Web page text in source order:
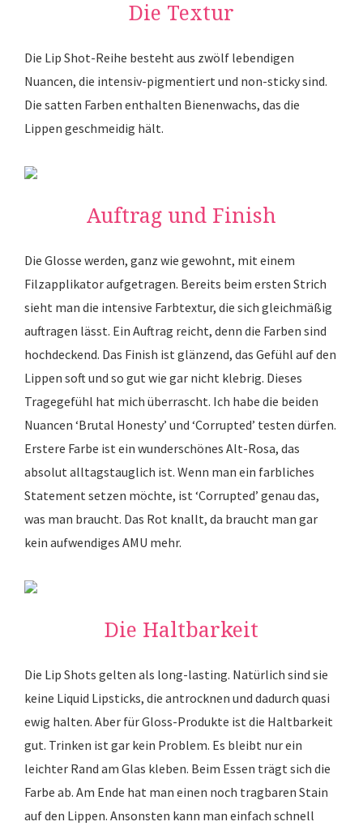
Die Textur
Die Lip Shot-Reihe besteht aus zwölf lebendigen
Nuancen, die intensiv-pigmentiert und non-sticky sind.
Die satten Farben enthalten Bienenwachs, das die
Lippen geschmeidig hält.
Auftrag und Finish
Die Glosse werden, ganz wie gewohnt, mit einem
Filzapplikator aufgetragen. Bereits beim ersten Strich
sieht man die intensive Farbtextur, die sich gleichmäßig
auftragen lässt. Ein Auftrag reicht, denn die Farben sind
hochdeckend. Das Finish ist glänzend, das Gefühl auf den
Lippen soft und so gut wie gar nicht klebrig. Dieses
Tragegefühl hat mich überrascht. Ich habe die beiden
Nuancen ‘Brutal Honesty’ und ‘Corrupted’ testen dürfen.
Erstere Farbe ist ein wunderschönes Alt-Rosa, das
absolut alltagstauglich ist. Wenn man ein farbliches
Statement setzen möchte, ist ‘Corrupted’ genau das,
was man braucht. Das Rot knallt, da braucht man gar
kein aufwendiges AMU mehr.
Die Haltbarkeit
Die Lip Shots gelten als long-lasting. Natürlich sind sie
keine Liquid Lipsticks, die antrocknen und dadurch quasi
ewig halten. Aber für Gloss-Produkte ist die Haltbarkeit
gut. Trinken ist gar kein Problem. Es bleibt nur ein
leichter Rand am Glas kleben. Beim Essen trägt sich die
Farbe ab. Am Ende hat man einen noch tragbaren Stain
auf den Lippen. Ansonsten kann man einfach schnell